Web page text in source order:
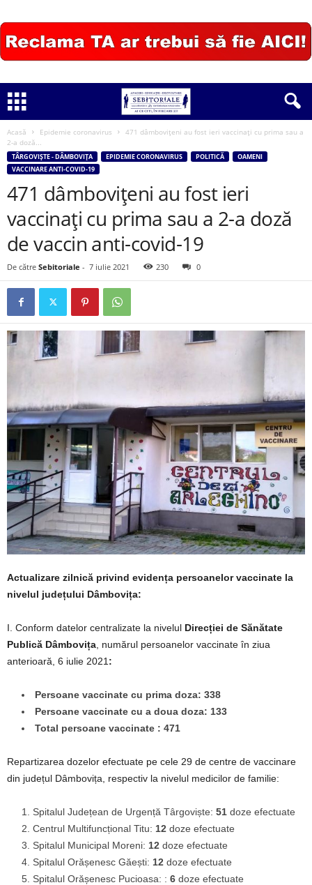
Acasă Epidemie coronavirus
471 dâmbovițeni au fost ieri vaccinați cu prima sau a
2-a doză...
TÂRGOVIȘTE - DÂMBOVIȚA EPIDEMIE CORONAVIRUS POLITICĂ
OAMENI
VACCINARE ANTI-COVID-19
471 dâmbovițeni au fost ieri
vaccinați cu prima sau a 2-a doză
de vaccin anti-covid-19
De către Sebitoriale - 7 iulie 2021 230 0
Actualizare zilnică privind evidența persoanelor vaccinate la
nivelul județului Dâmbovița:
I. Conform datelor centralizate la nivelul Direcției de Sănătate
Publică Dâmbovița , numărul persoanelor vaccinate în ziua
anterioară, 6 iulie 2021 :
Persoane vaccinate cu prima doza: 338
Persoane vaccinate cu a doua doza: 133
Total persoane vaccinate : 471
Repartizarea dozelor efectuate pe cele 29 de centre de vaccinare
din județul Dâmbovița, respectiv la nivelul medicilor de familie:
Spitalul Județean de Urgență Târgoviște: 51 doze efectuate
Centrul Multifuncțional Titu: 12 doze efectuate
Spitalul Municipal Moreni: 12 doze efectuate
Spitalul Orășenesc Găești: 12 doze efectuate
Spitalul Orășenesc Pucioasa: : 6 doze efectuate